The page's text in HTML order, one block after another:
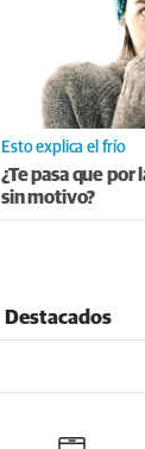
Esto explica el frío
¿Te pasa que
sin motivo?
Destacados